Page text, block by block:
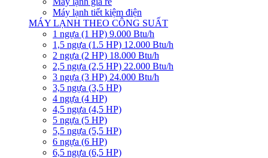
Máy lạnh tiết kiệm điện
MÁY LẠNH THEO CÔNG SUẤT
1 ngựa (1 HP) 9.000 Btu/h
1,5 ngựa (1.5 HP) 12.000 Btu/h
2 ngựa (2 HP) 18.000 Btu/h
2,5 ngựa (2,5 HP) 22.000 Btu/h
3 ngựa (3 HP) 24.000 Btu/h
3,5 ngựa (3,5 HP)
4 ngựa (4 HP)
4,5 ngựa (4,5 HP)
5 ngựa (5 HP)
5,5 ngựa (5,5 HP)
6 ngựa (6 HP)
6,5 ngựa (6,5 HP)